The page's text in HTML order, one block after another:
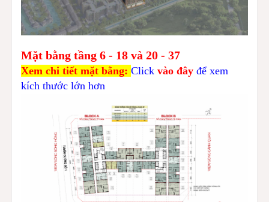
Mặt bằng tầng 6 - 18 và 20 - 37
Xem chi tiết mặt bằng:Clickvào đây để xem
kích thước lớn hơn